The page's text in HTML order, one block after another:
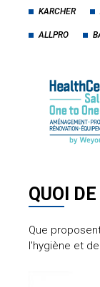
KARCHER
ALLPRO
QUOI
Que
l'hygiène et